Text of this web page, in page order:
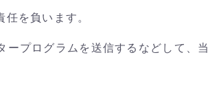
を負います。
プログラムを送信するなどして、当